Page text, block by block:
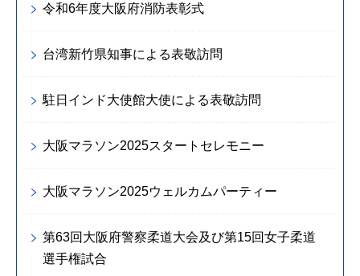
令和6年度大阪府消防表彰式
台湾新竹県知事による表敬訪問
駐日インド大使館大使による表敬訪問
大阪マラソン2025スタートセレモニー
大阪マラソン2025ウェルカムパーティー
第63回大阪府警察柔道大会及び第15回女子柔道
選手権試合